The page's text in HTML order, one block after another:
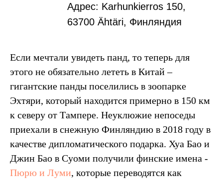
Адрес: Karhunkierros 150,
63700 Ähtäri, Финляндия
Если мечтали увидеть панд, то теперь для
этого не обязательно лететь в Китай –
гигантские панды поселились в зоопарке
Эхтяри, который находится примерно в 150 км
к северу от Тампере. Неуклюжие непоседы
приехали в снежную Финляндию в 2018 году в
качестве дипломатического подарка. Хуа Бао и
Джин Бао в Суоми получили финские имена -
Пюрю и Луми, которые переводятся как